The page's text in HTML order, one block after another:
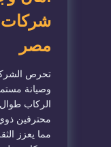
شركات
مصر
تحرص
وصيانة
الركاب
محترفين
مما يعزز